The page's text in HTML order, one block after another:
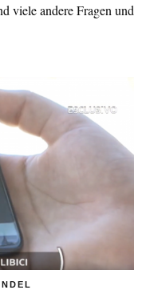
viele andere Fragen und